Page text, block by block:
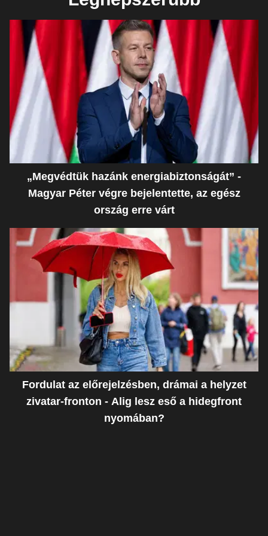
„Megvédtük hazánk energiabiztonságát” -
Magyar Péter végre bejelentette, az egész
ország erre várt
Fordulat az előrejelzésben, drámai a helyzet
zivatar-fronton - Alig lesz eső a hidegfront
nyomában?